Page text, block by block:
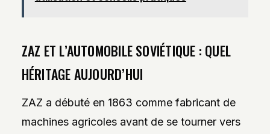
ZAZ ET L’AUTOMOBILE SOVIÉTIQUE : QUEL
HÉRITAGE AUJOURD’HUI
ZAZ a débuté en 1863 comme fabricant de
machines agricoles avant de se tourner vers